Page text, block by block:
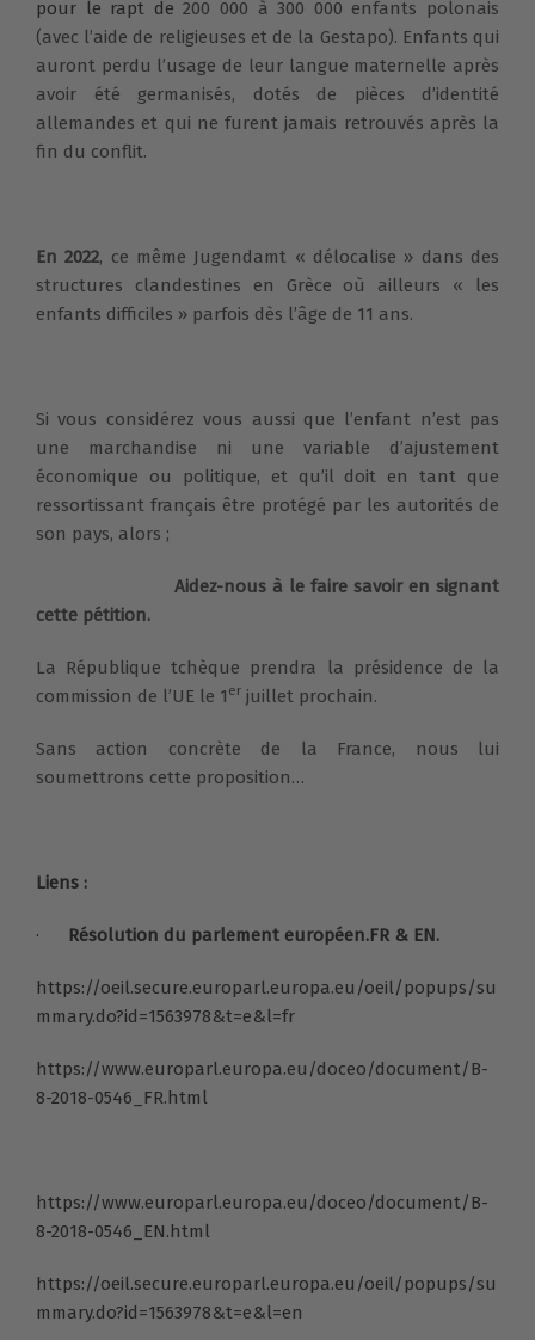
pour le rapt de200 000 à 300 000 enfants polonais
(avec l’aide de religieuses et de la Gestapo). Enfants qui
auront perdu l’usage de leur langue maternelle après
avoir été germanisés, dotés de pièces d’identité
allemandes et qui ne furent jamais retrouvés après la
fin du conflit.
En 2022, ce même Jugendamt « délocalise » dans des
structures clandestines en Grèce où ailleurs « les
enfants difficiles » parfois dès l’âge de 11 ans.
Si vous considérez vous aussi que l’enfant n’est pas
une marchandise ni une variable d’ajustement
économique ou politique, et qu’il doit en tant que
ressortissant français être protégé par les autorités de
son pays, alors ;
Aidez-nous à le faire savoir en signant
cette pétition.
La République tchèque prendra la présidence de la
commission de l’UE le 1 er juillet prochain.
Sans action concrète de la France, nous lui
soumettrons cette proposition…
Liens :
· Résolution du parlement européen.FR & EN.
https://oeil.secure.europarl.europa.eu/oeil/popups/su
mmary.do?id=1563978&t=e&l=fr
https://www.europarl.europa.eu/doceo/document/B-
8-2018-0546_FR.html
https://www.europarl.europa.eu/doceo/document/B-
8-2018-0546_EN.html
https://oeil.secure.europarl.europa.eu/oeil/popups/su
mmary.do?id=1563978&t=e&l=en